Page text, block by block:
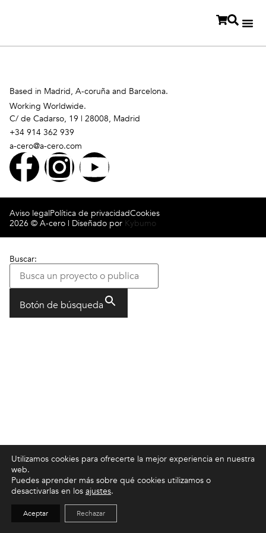
C/ de Cadarso, 19 | 28008, Madrid
+34 914 362 939
a-cero@a-cero.com
Based in Madrid, A-coruña and Barcelona.
Working Worldwide.
2026 © A-cero | Diseñado por Kybumo
Aviso legalPolítica de privacidadCookies
Utilizamos cookies para ofrecerte la mejor experiencia en nuestra
web.
Puedes aprender más sobre qué cookies utilizamos o
desactivarlas en los ajustes.
Aceptar Rechazar
Buscar:
Botón de búsqueda